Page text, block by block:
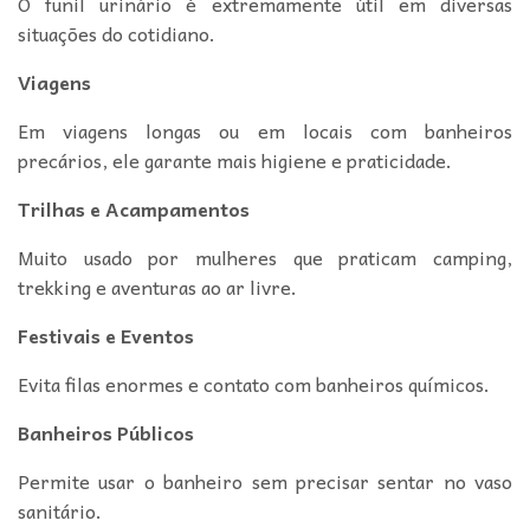
situações do cotidiano.
Viagens
Em viagens longas ou em locais com banheiros
precários, ele garante mais higiene e praticidade.
Trilhas e Acampamentos
Muito usado por mulheres que praticam camping,
trekking e aventuras ao ar livre.
Festivais e Eventos
Evita filas enormes e contato com banheiros químicos.
Banheiros Públicos
Permite usar o banheiro sem precisar sentar no vaso
sanitário.